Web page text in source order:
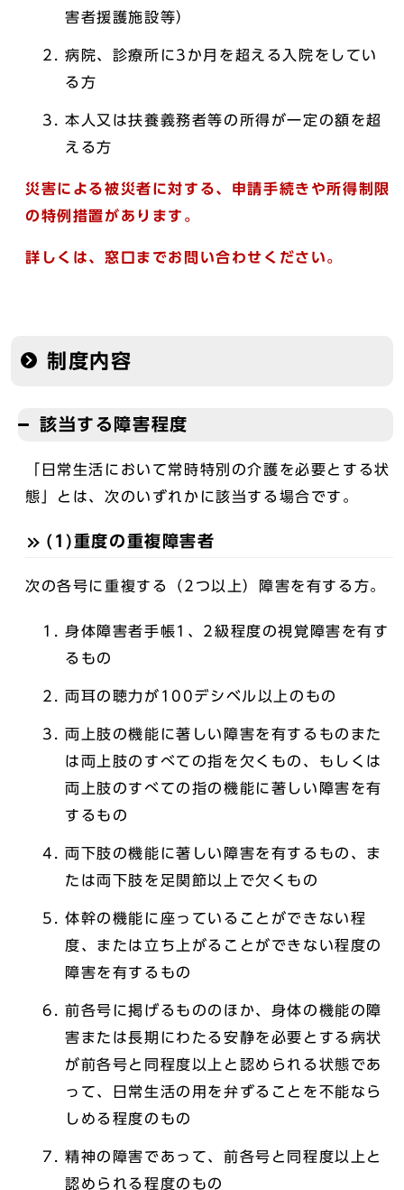
害者援護施設等）
病院、診療所に3か月を超える入院をしてい
る方
本人又は扶養義務者等の所得が一定の額を超
える方
災害による被災者に対する、申請手続きや所得制限
の特例措置があります。
詳しくは、窓口までお問い合わせください。
制度内容
該当する障害程度
「日常生活において常時特別の介護を必要とする状
態」とは、次のいずれかに該当する場合です。
(1)重度の重複障害者
次の各号に重複する（2つ以上）障害を有する方。
身体障害者手帳1、2級程度の視覚障害を有す
るもの
両耳の聴力が100デシベル以上のもの
両上肢の機能に著しい障害を有するものまた
は両上肢のすべての指を欠くもの、もしくは
両上肢のすべての指の機能に著しい障害を有
するもの
両下肢の機能に著しい障害を有するもの、ま
たは両下肢を足関節以上で欠くもの
体幹の機能に座っていることができない程
度、または立ち上がることができない程度の
障害を有するもの
前各号に掲げるもののほか、身体の機能の障
害または長期にわたる安静を必要とする病状
が前各号と同程度以上と認められる状態であ
って、日常生活の用を弁ずることを不能なら
しめる程度のもの
精神の障害であって、前各号と同程度以上と
認められる程度のもの